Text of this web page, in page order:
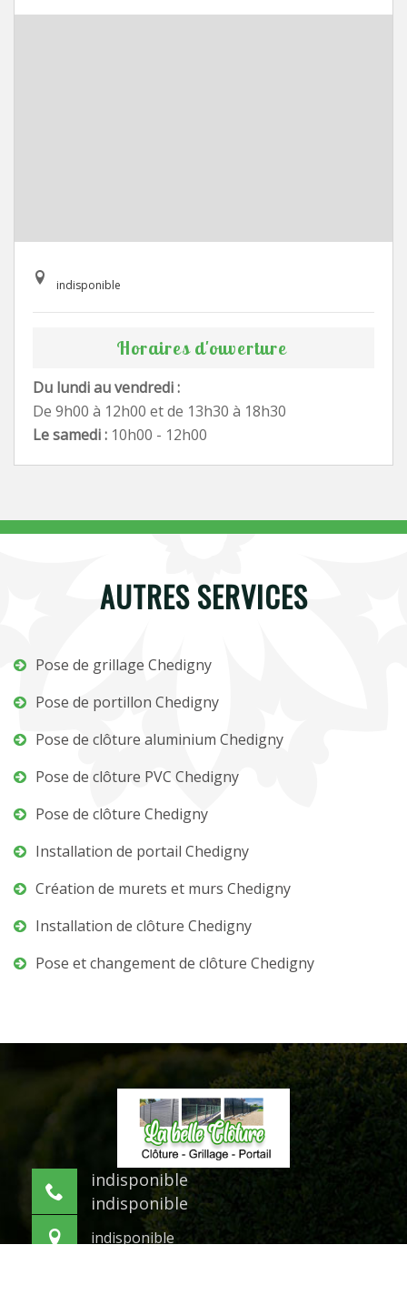
indisponible
Horaires d'ouverture
Du lundi au vendredi :
De 9h00 à 12h00 et de 13h30 à 18h30
Le samedi : 10h00 - 12h00
AUTRES SERVICES
Pose de grillage Chedigny
Pose de portillon Chedigny
Pose de clôture aluminium Chedigny
Pose de clôture PVC Chedigny
Pose de clôture Chedigny
Installation de portail Chedigny
Création de murets et murs Chedigny
Installation de clôture Chedigny
Pose et changement de clôture Chedigny
indisponible
indisponible
indisponible